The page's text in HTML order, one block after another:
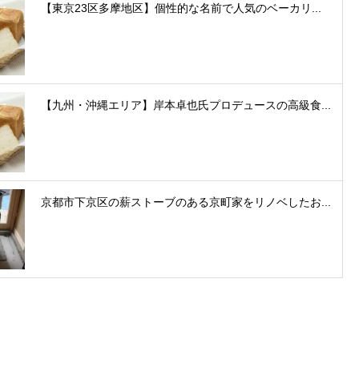
【東京23区多摩地区】個性的な名前で人気のベーカリ...
【九州・沖縄エリア】岸本卓也氏プロデュースの高級食...
京都市下京区の薪ストーブのある京町家をリノベしたお...